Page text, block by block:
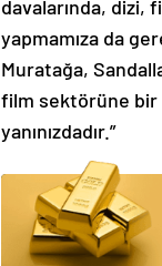
yapmamıza da
Muratağa,
film sektörüne bir
yanınızdadır.”